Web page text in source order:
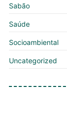
Sabão
Saúde
Socioambiental
Uncategorized